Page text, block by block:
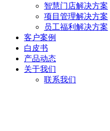
智慧门店解决方案
项目管理解决方案
员工福利解决方案
客户案例
白皮书
产品动态
关于我们
联系我们